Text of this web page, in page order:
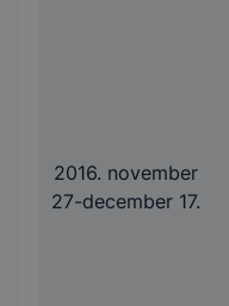
2016. november
27-december 17.